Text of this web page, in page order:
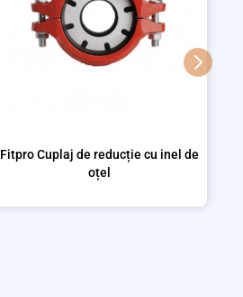
Fitpro Cuplaj de reducție cu inel de
oțel